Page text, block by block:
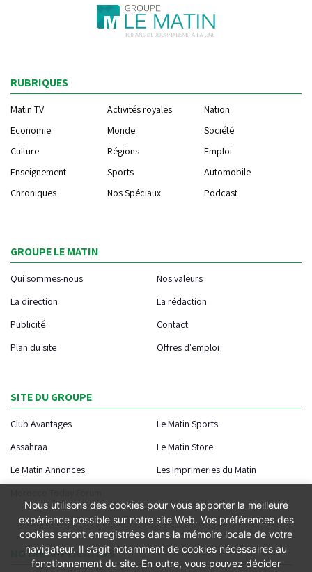
RUBRIQUES
Matin TV Activités royales
Nation
Economie
Monde
Société
Culture
Régions
Emploi
Enseignement
Sports
Automobile
Chroniques
Nos Spéciaux Podcast
GROUPE LE MATIN
Qui sommes-nous
Nos valeurs
La direction
La rédaction
Publicité
Contact
Plan du site
Offres d'emploi
SITE DU GROUPE
Club Avantages
Le Matin Sports
Assahraa
Le Matin Store
Le Matin Annonces
Les Imprimeries du Matin
NOTRE APPLICATION
Nous utilisons des cookies pour vous apporter la meilleure
expérience possible sur notre site Web. Vos préférences des
cookies seront enregistrées dans la mémoire locale de votre
navigateur. Il s’agit notamment de cookies nécessaires au
fonctionnement du site. En outre, vous pouvez décider